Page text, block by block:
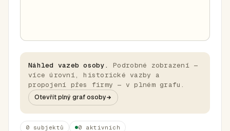
Náhled vazeb osoby.
Podrobné zobrazení —
více úrovní, historické vazby a
propojení přes firmy — v plném grafu.
Otevřít plný graf osoby
0 subjektů 0 aktivních